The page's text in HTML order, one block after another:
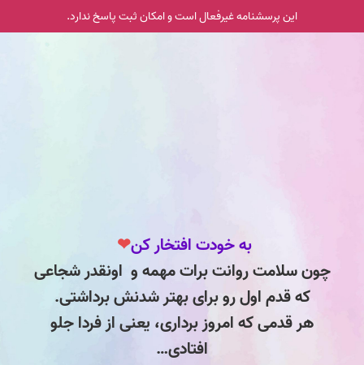
این پرسشنامه غیر‌فعال است و امکان ثبت پاسخ ندارد.
به خودت افتخار کن❤
چون سلامت روانت برات مهمه و اونقدر شجاعی
که قدم اول رو برای بهتر شدنش برداشتی.
هر قدمی که امروز برداری، یعنی از فردا جلو
افتادی…